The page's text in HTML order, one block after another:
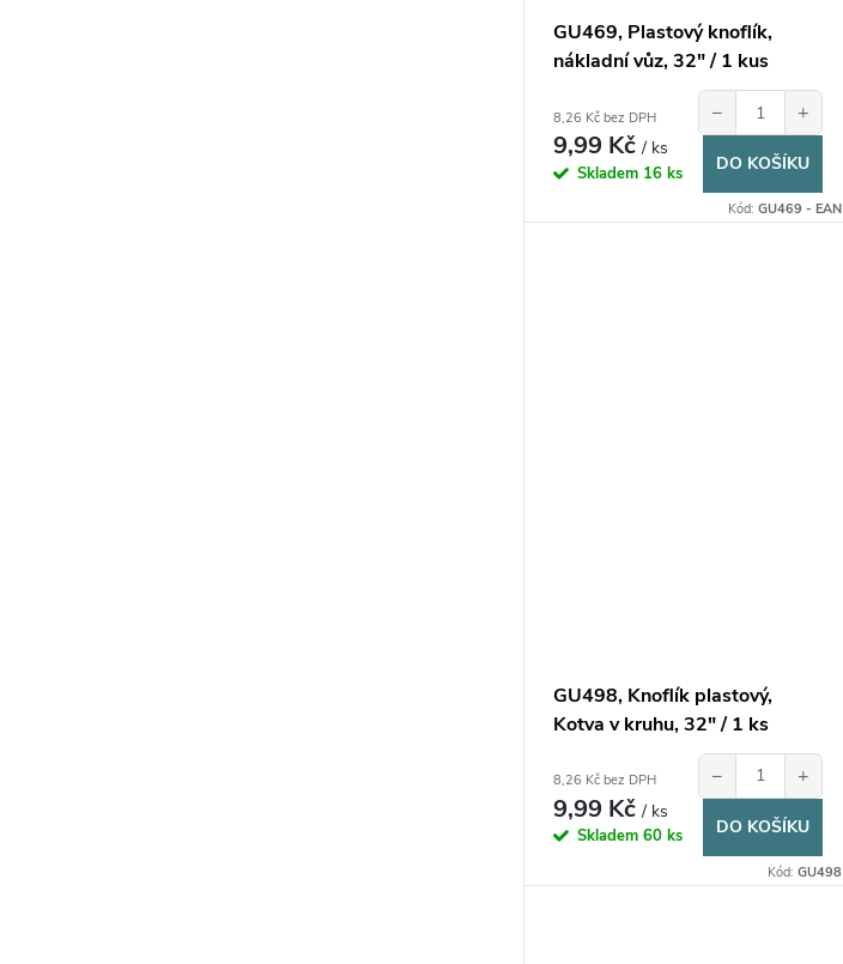
ů
GU469, Plastový knoflík,
nákladní vůz, 32" / 1 kus
8,26 Kč bez DPH
9,99 Kč/ ks
Skladem 16 ks
− +
DO KOŠÍKU
Kód:GU469 - EAN
GU498, Knoflík plastový,
Kotva v kruhu, 32" / 1 ks
8,26 Kč bez DPH
9,99 Kč/ ks
Skladem 60 ks
− +
DO KOŠÍKU
Kód:GU498